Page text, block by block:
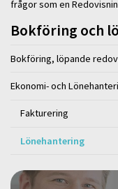
frågor som en
Bokföring och
Bokföring, löpande
Ekonomi- och
Fakturering
Lönehantering